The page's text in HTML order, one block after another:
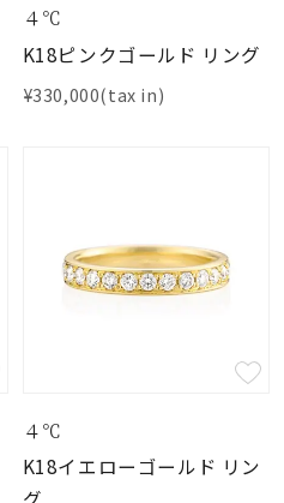
４℃
K18ピンクゴールド リング
¥330,000(tax in)
４℃
K18イエローゴールド リン